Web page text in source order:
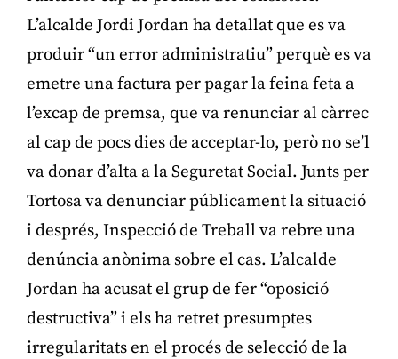
L’alcalde Jordi Jordan ha detallat que es va
produir “un error administratiu” perquè es va
emetre una factura per pagar la feina feta a
l’excap de premsa, que va renunciar al càrrec
al cap de pocs dies de acceptar-lo, però no se’l
va donar d’alta a la Seguretat Social. Junts per
Tortosa va denunciar públicament la situació
i després, Inspecció de Treball va rebre una
denúncia anònima sobre el cas. L’alcalde
Jordan ha acusat el grup de fer “oposició
destructiva” i els ha retret presumptes
irregularitats en el procés de selecció de la